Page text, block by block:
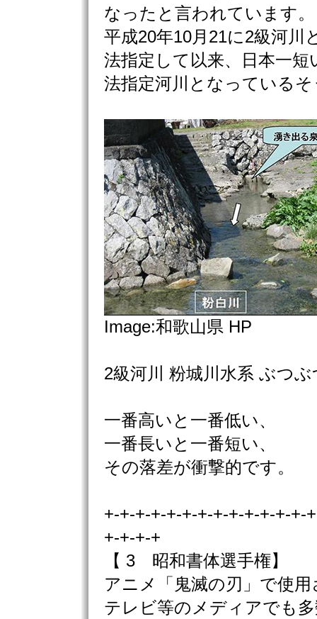
なったと言われています。
平成20年10月21に2級河川
法指定して以来、日本一短
法指定河川となっている
Image:和歌山県 HP
2級河川 粉城川水系 ぶつぶ
一番高いと一番低い、
一番長いと一番短い、
その落差が衝撃的です。
+-+-+-+-+-+-+-+-+-+-+-+-+-
+-+-+-+
【 3 昭和書体選手権】
アニメ「鬼滅の刃」で使
テレビ等のメディアでも